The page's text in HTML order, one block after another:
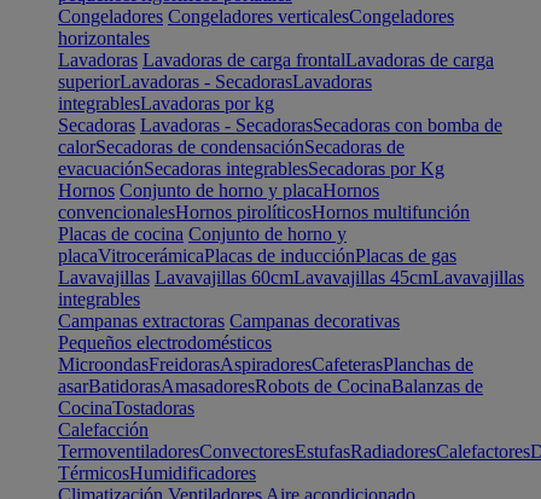
Congeladores Congeladores verticalesCongeladores
horizontales
Lavadoras Lavadoras de carga frontalLavadoras de carga
superiorLavadoras - SecadorasLavadoras
integrablesLavadoras por kg
Secadoras Lavadoras - SecadorasSecadoras con bomba de
calorSecadoras de condensaciónSecadoras de
evacuaciónSecadoras integrablesSecadoras por Kg
Hornos Conjunto de horno y placaHornos
convencionalesHornos pirolíticosHornos multifunción
Placas de cocina Conjunto de horno y
placaVitrocerámicaPlacas de inducciónPlacas de gas
Lavavajillas Lavavajillas 60cmLavavajillas 45cmLavavajillas
integrables
Campanas extractoras Campanas decorativas
Pequeños electrodomésticos
MicroondasFreidorasAspiradoresCafeterasPlanchas de
asarBatidorasAmasadoresRobots de CocinaBalanzas de
CocinaTostadoras
Calefacción
TermoventiladoresConvectoresEstufasRadiadoresCalefactores
TérmicosHumidificadores
Climatización Ventiladores Aire acondicionado